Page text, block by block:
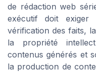
de rédaction web
exécutif doit exiger
vérification des faits,
la propriété
contenus générés et
la production de